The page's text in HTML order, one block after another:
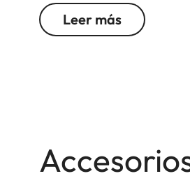
de caza. Una amplísima
sea en recechos, batidas o
Leer más